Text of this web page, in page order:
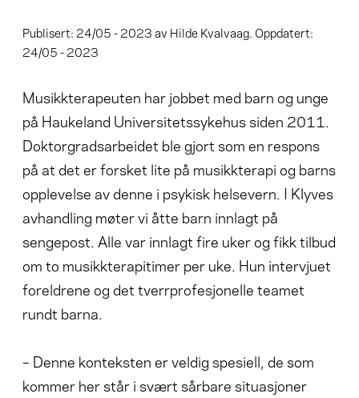
Publisert: 24/05 - 2023 av Hilde Kvalvaag. Oppdatert:
24/05 - 2023
Musikkterapeuten har jobbet med barn og unge
på Haukeland Universitetssykehus siden 2011.
Doktorgradsarbeidet ble gjort som en respons
på at det er forsket lite på musikkterapi og barns
opplevelse av denne i psykisk helsevern. I Klyves
avhandling møter vi åtte barn innlagt på
sengepost. Alle var innlagt fire uker og fikk tilbud
om to musikkterapitimer per uke. Hun intervjuet
foreldrene og det tverrprofesjonelle teamet
rundt barna.
– Denne konteksten er veldig spesiell, de som
kommer her står i svært sårbare situasjoner